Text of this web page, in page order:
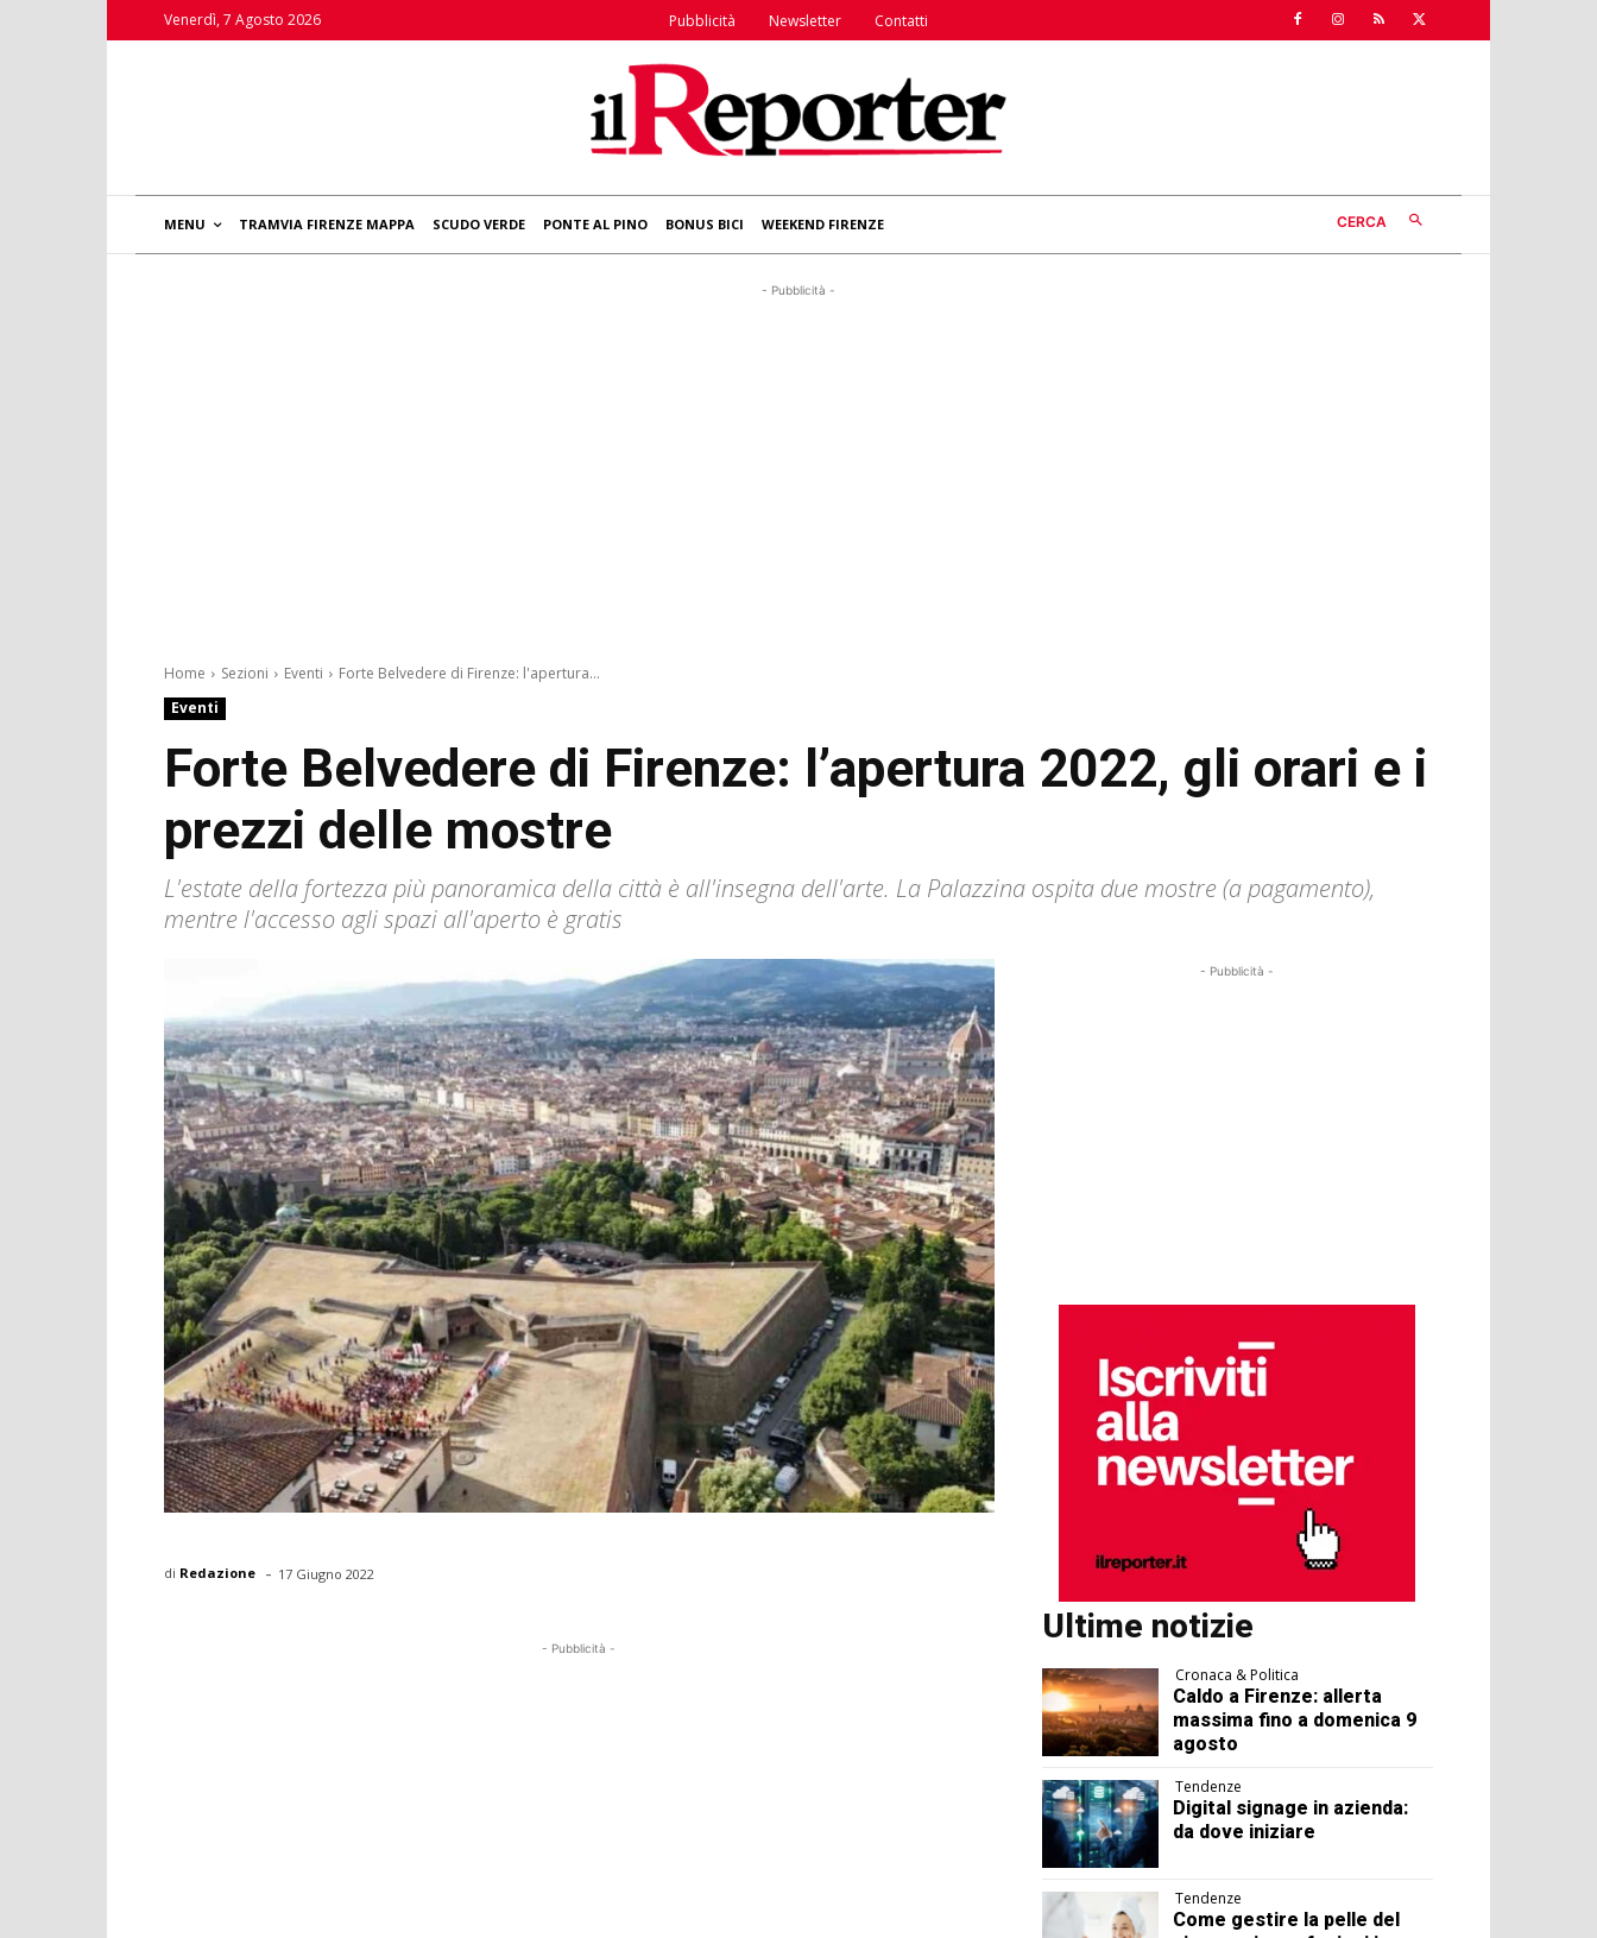
Venerdì, 7 Agosto 2026 Pubblicità Newsletter Contatti
MENU TRAMVIA FIRENZE MAPPA SCUDO VERDE PONTE AL PINO BONUS BICI WEEKEND FIRENZE CERCA
- Pubblicità -
Home Sezioni Eventi
Forte Belvedere di Firenze: l'apertura...
Eventi
Forte Belvedere di Firenze: l’apertura 2022, gli orari e i
prezzi delle mostre
L'estate della fortezza più panoramica della città è all'insegna dell'arte. La Palazzina ospita due mostre (a pagamento),
mentre l'accesso agli spazi all'aperto è gratis
di Redazione - 17 Giugno 2022
- Pubblicità -
- Pubblicità -
Ultime notizie
Cronaca & Politica
Caldo a Firenze: allerta
massima fino a domenica 9
agosto
Tendenze
Digital signage in azienda:
da dove iniziare
Tendenze
Come gestire la pelle del